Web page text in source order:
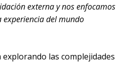
externa y nos enfocamos
del mundo
las complejidades